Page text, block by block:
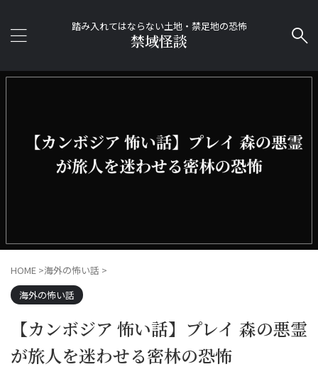
踏み入れてはならない土地・禁足地の恐怖
禁域怪談
HOME >海外の怖い話 >
海外の怖い話
【カンボジア 怖い話】プレイ 森の悪霊
が旅人を迷わせる密林の恐怖